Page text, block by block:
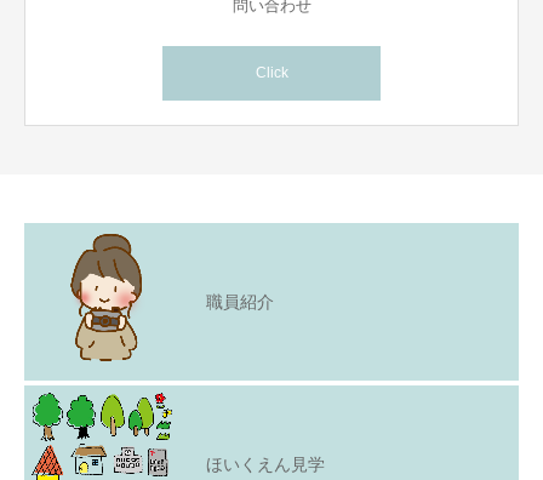
問い合わせ
Click
職員紹介
ほいくえん見学